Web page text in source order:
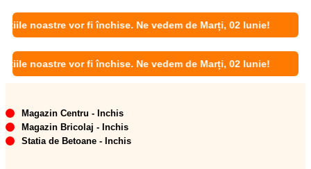
vor fi închise. Ne vedem de Marți, 02 Iunie!
vor fi închise. Ne vedem de Marți, 02 Iunie!
Magazin Centru - Inchis
Magazin Bricolaj - Inchis
Statia de Betoane - Inchis